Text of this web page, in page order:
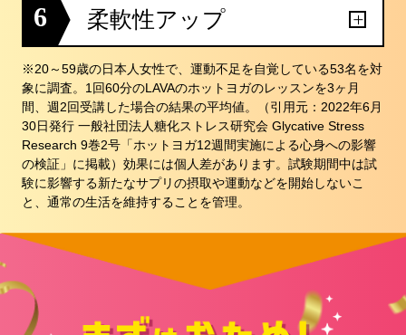
6 柔軟性アップ
※20～59歳の日本人女性で、運動不足を自覚している53名を対
象に調査。1回60分のLAVAのホットヨガのレッスンを3ヶ月
間、週2回受講した場合の結果の平均値。（引用元：2022年6月
30日発行 一般社団法人糖化ストレス研究会 Glycative Stress
Research 9巻2号「ホットヨガ12週間実施による心身への影響
の検証」に掲載）効果には個人差があります。試験期間中は試
験に影響する新たなサプリの摂取や運動などを開始しないこ
と、通常の生活を維持することを管理。